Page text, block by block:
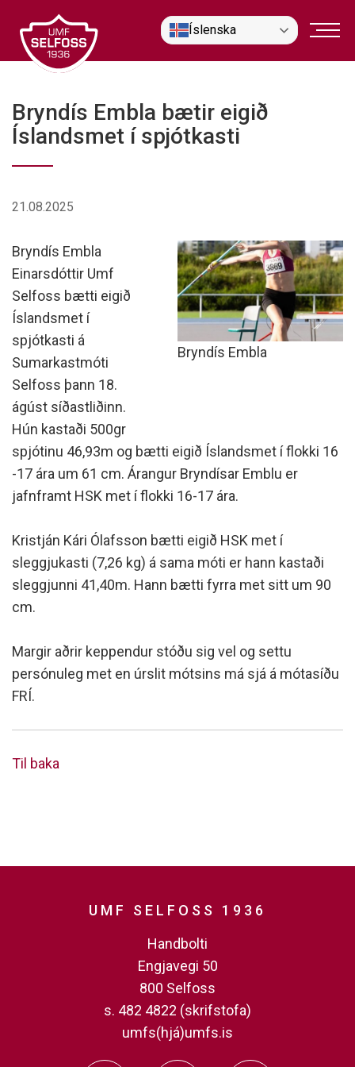
efni
Íslenska
Bryndís Embla bætir eigið
Íslandsmet í spjótkasti
21.08.2025
Bryndís Embla
Bryndís Embla
Einarsdóttir Umf
Selfoss bætti eigið
Íslandsmet í
spjótkasti á
Sumarkastmóti
Selfoss þann 18.
ágúst síðastliðinn.
Hún kastaði 500gr
spjótinu 46,93m og bætti eigið Íslandsmet í flokki 16
-17 ára um 61 cm. Árangur Bryndísar Emblu er
jafnframt HSK met í flokki 16-17 ára.
Kristján Kári Ólafsson bætti eigið HSK met í
sleggjukasti (7,26 kg) á sama móti er hann kastaði
sleggjunni 41,40m. Hann bætti fyrra met sitt um 90
cm.
Margir aðrir keppendur stóðu sig vel og settu
persónuleg met en úrslit mótsins má sjá á mótasíðu
FRÍ.
Til baka
UMF SELFOSS 1936
Handbolti
Engjavegi 50
800 Selfoss
s. 482 4822 (skrifstofa)
umfs(hjá)umfs.is